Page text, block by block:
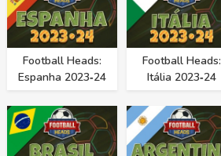
Football Heads:
Espanha 2023‑24
Football Heads:
Itália 2023‑24